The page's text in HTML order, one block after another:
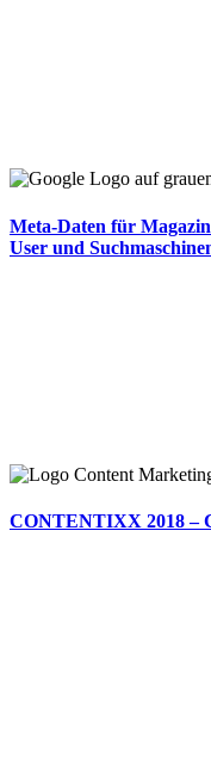
Meta-Daten für
User und
CONTENTIXX 2018 –